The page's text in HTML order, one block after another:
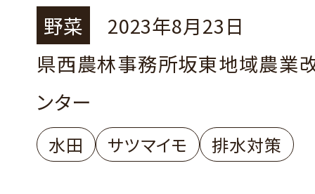
野菜
2023年8月23日
県西農林事務所坂東地域農業
ンター
水田 サツマイモ 排水対策